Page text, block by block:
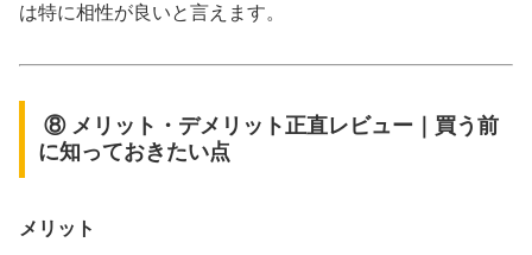
は特に相性が良いと言えます。
⑧ メリット・デメリット正直レビュー｜買う前
に知っておきたい点
メリット